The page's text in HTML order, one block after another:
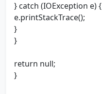
} catch (IOException e) {
e.printStackTrace();
}
}
return null;
}